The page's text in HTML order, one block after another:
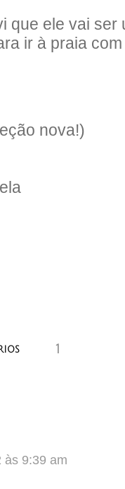
que ele vai ser
ir à praia
nova!)
1
às 9:39 am